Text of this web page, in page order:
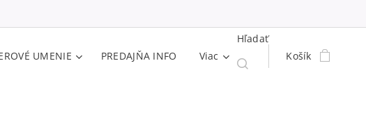
UMENIE PREDAJŇA INFO Viac
Hľadať
Košík